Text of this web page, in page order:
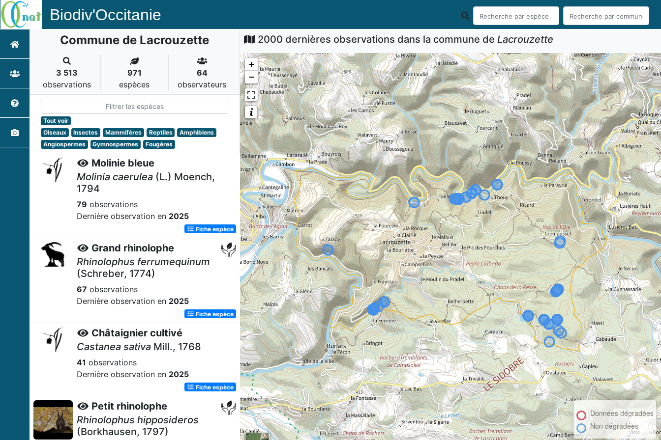
Biodiv'Occitanie
Commune de Lacrouzette
3 513
observations
971
espèces
64
observateurs
Tout voir
Oiseaux
Insectes Mammifères Reptiles
Amphibiens
Angiospermes
Gymnospermes Fougères
Molinie bleue
Molinia caerulea (L.) Moench,
1794
79 observations
Dernière observation en 2025
Fiche espèce
Grand rhinolophe
Rhinolophus ferrumequinum
(Schreber, 1774)
67 observations
Dernière observation en 2025
Fiche espèce
Châtaignier cultivé
Castanea sativa Mill., 1768
41 observations
Dernière observation en 2025
Fiche espèce
Petit rhinolophe
Rhinolophus hipposideros
(Borkhausen, 1797)
2000 dernières observations dans la commune de Lacrouzette
+
−
Données dégradées
Non dégradées